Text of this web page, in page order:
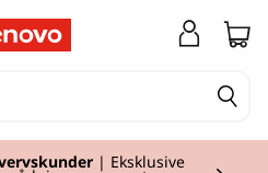
| Eksklusive
2 of 2